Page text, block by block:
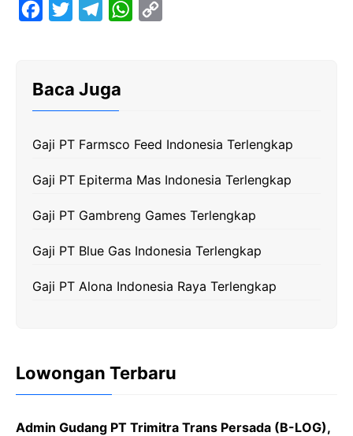
o
k
g
a
m
W
p
p
n
k
Baca Juga
Gaji PT Farmsco Feed Indonesia Terlengkap
Gaji PT Epiterma Mas Indonesia Terlengkap
Gaji PT Gambreng Games Terlengkap
Gaji PT Blue Gas Indonesia Terlengkap
Gaji PT Alona Indonesia Raya Terlengkap
Lowongan Terbaru
Admin Gudang PT Trimitra Trans Persada (B-LOG),